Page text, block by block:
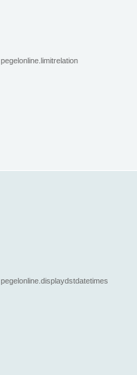
pegelonline.limitrelation
pegelonline.displaydstdatetimes